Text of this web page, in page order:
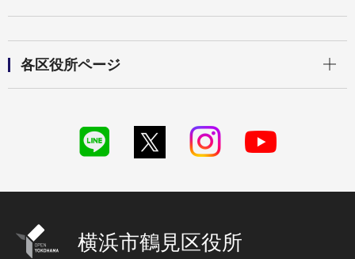
各区役所ページ
横浜市鶴見区役所